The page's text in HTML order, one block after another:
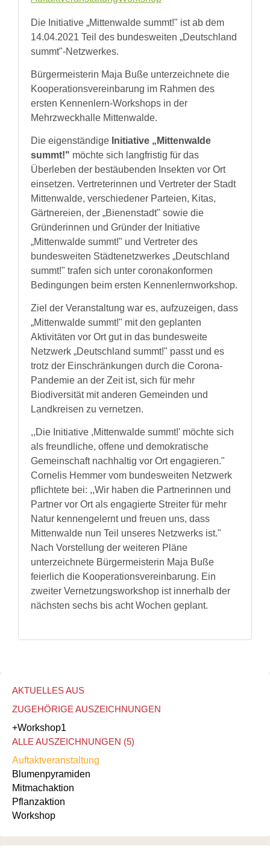
Wildbienenarten
Bestäubungsfunktion
Literatur
Bienenfreundlich
Allgemein
Biologische
Die Initiative „Mittenwalde summt!" ist ab dem
14.04.2021 Teil des bundesweiten „Deutschland
summt"-Netzwerkes.
Bürgermeisterin Maja Buße unterzeichnete die
Kooperationsvereinbarung im Rahmen des
ersten Kennenlern-Workshops in der
Mehrzweckhalle Mittenwalde.
Die eigenständige Initiative „Mittenwalde
summt!" möchte sich langfristig für das
Überleben der bestäubenden Insekten vor Ort
einsetzen. Vertreterinnen und Vertreter der Stadt
Mittenwalde, verschiedener Parteien, Kitas,
Gärtnereien, der „Bienenstadt" sowie die
Gründerinnen und Gründer der Initiative
„Mittenwalde summt!" und Vertreter des
bundesweiten Städtenetzwerkes „Deutschland
summt!" trafen sich unter coronakonformen
Bedingungen beim ersten Kennenlernworkshop.
Ziel der Veranstaltung war es, aufzuzeigen, dass
„Mittenwalde summt!" mit den geplanten
Aktivitäten vor Ort gut in das bundesweite
Netzwerk „Deutschland summt!" passt und es
trotz der Einschränkungen durch die Corona-
Pandemie an der Zeit ist, sich für mehr
Biodiversität mit anderen Gemeinden und
Landkreisen zu vernetzen.
,,Die Initiative ,Mittenwalde summt!' möchte sich
als freundliche, offene und demokratische
Gemeinschaft nachhaltig vor Ort engagieren."
Cornelis Hemmer vom bundesweiten Netzwerk
pflichtete bei: ,,Wir haben die Partnerinnen und
Partner vor Ort als engagierte Streiter für mehr
Natur kennengelernt und freuen uns, dass
Mittenwalde nun Teil unseres Netzwerks ist."
Nach Vorstellung der weiteren Pläne
unterzeichnete Bürgermeisterin Maja Buße
feierlich die Kooperationsvereinbarung. Ein
zweiter Vernetzungsworkshop ist innerhalb der
nächsten sechs bis acht Wochen geplant.
AKTUELLES AUS
ZUGEHÖRIGE AUSZEICHNUNGEN
+Workshop1
ALLE AUSZEICHNUNGEN (5)
Auftaktveranstaltung
Blumenpyramiden
Mitmachaktion
Pflanzaktion
Workshop